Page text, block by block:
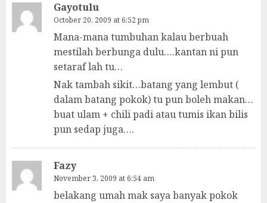
Gayotulu
October 20, 2009 at 6:52 pm
Mana-mana tumbuhan kalau berbuah
mestilah berbunga dulu….kantan ni pun
setaraf lah tu…
Nak tambah sikit…batang yang lembut (
dalam batang pokok) tu pun boleh makan…
buat ulam + chili padi atau tumis ikan bilis
pun sedap juga….
Fazy
November 3, 2009 at 6:54 am
belakang umah mak saya banyak pokok